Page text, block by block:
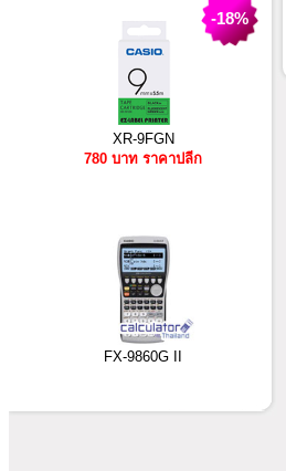
XR-9FGN
780 บาท ราคาปลีก
-18%
FX-9860G II